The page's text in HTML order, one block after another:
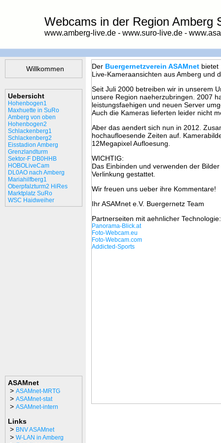
Webcams in der Region Amberg
www.amberg-live.de - www.suro-live.de -
Willkommen Der Buergernetzverein ASAMnet bietet
Live-Kameraansichten aus Amberg und
Seit Juli 2000 betreiben wir in unserem
unsere Region naeherzubringen. 2007
leistungsfaehigen und neuen Server
Auch die Kameras lieferten leider nicht
Aber das aendert sich nun in 2012.
hochaufloesende Zeiten auf.
12Megapixel Aufloesung.
WICHTIG:
Das Einbinden und verwenden der
Verlinkung gestattet.
Wir freuen uns ueber ihre Kommentare!
Ihr ASAMnet e.V. Buergernetz Team
Partnerseiten mit aehnlicher Technologie:
Panorama-Blick.at
Foto-Webcam.eu
Foto-Webcam.com
Addicted-Sports
Uebersicht
Hohenbogen1
Maxhuette in SuRo
Amberg von oben
Hohenbogen2
Schlackenberg1
Schlackenberg2
Eisstadion Amberg
Grenzlandturm
Sektor-F DB0HHB
HOBOLiveCam
DL0AO nach Amberg
Mariahilfberg1
Oberpfalzturm2 HiRes
Marktplatz SuRo
WSC Haidweiher
ASAMnet
> ASAMnet-MRTG
> ASAMnet-stat
> ASAMnet-intern
Links
> BNV ASAMnet
> W-LAN in Amberg